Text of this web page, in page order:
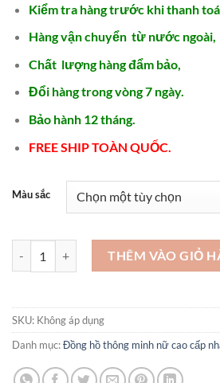
là:
2.150.000 ₫.
Kiểm tra hàng trước khi thanh
Hàng vận chuyển từ nước ngoài,
Chất lượng hàng đẩm bảo,
Đổi hàng trong vòng 7 ngày.
Bảo hành 12 tháng.
FREE SHIP TOÀN QUỐC.
Màu sắc
Đồng hồ Nữ Thời Trang Cao cấp Chính
THÊM VÀO GIỎ
SKU: Không áp dụng
Danh mục:Đồng hồ thông minh nữ cao cấp